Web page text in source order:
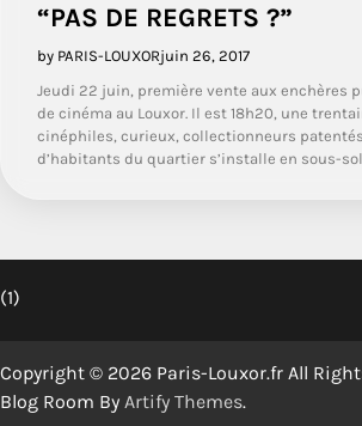
“PAS DE REGRETS ?”
by PARIS-LOUXORjuin 26, 2017
Jeudi 22 juin, première vente aux enchères
de cinéma au Louxor. Il est 18h20, une
cinéphiles, curieux, collectionneurs
d’habitants du quartier s’installe en sous-
(1)
Copyright © 2026 Paris-Louxor.fr All
Blog Room By Artify Themes.